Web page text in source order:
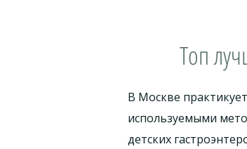
Топ
В Москве
используемыми
детских